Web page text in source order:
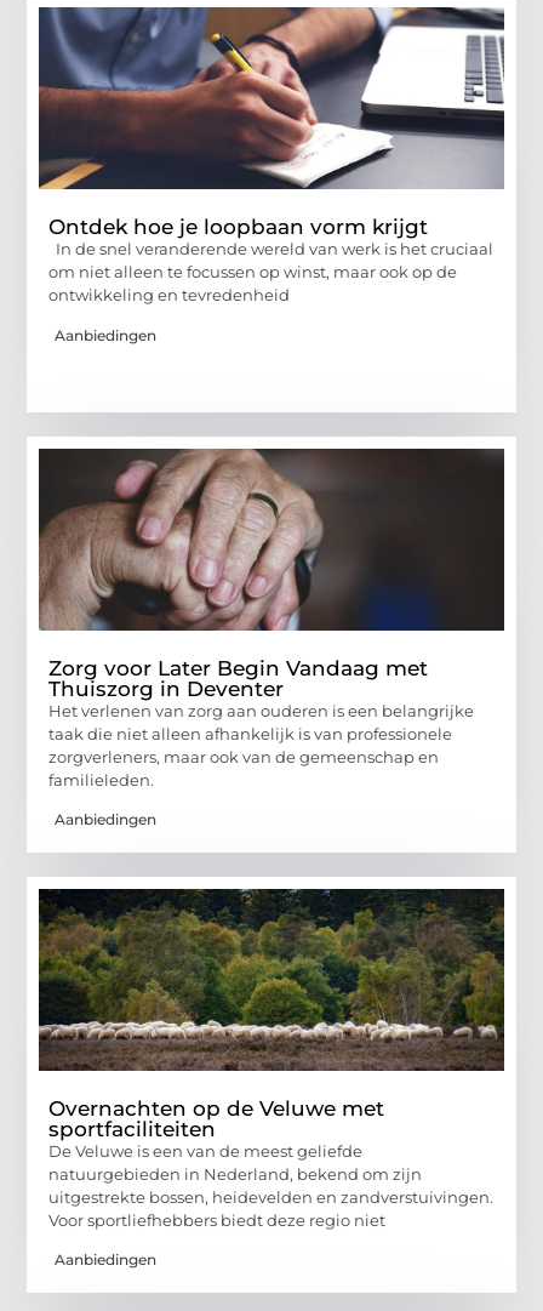
Ontdek hoe je loopbaan vorm krijgt
In de snel veranderende wereld van werk is het cruciaal
om niet alleen te focussen op winst, maar ook op de
ontwikkeling en tevredenheid
Aanbiedingen
Zorg voor Later Begin Vandaag met
Thuiszorg in Deventer
Het verlenen van zorg aan ouderen is een belangrijke
taak die niet alleen afhankelijk is van professionele
zorgverleners, maar ook van de gemeenschap en
familieleden.
Aanbiedingen
Overnachten op de Veluwe met
sportfaciliteiten
De Veluwe is een van de meest geliefde
natuurgebieden in Nederland, bekend om zijn
uitgestrekte bossen, heidevelden en zandverstuivingen.
Voor sportliefhebbers biedt deze regio niet
Aanbiedingen